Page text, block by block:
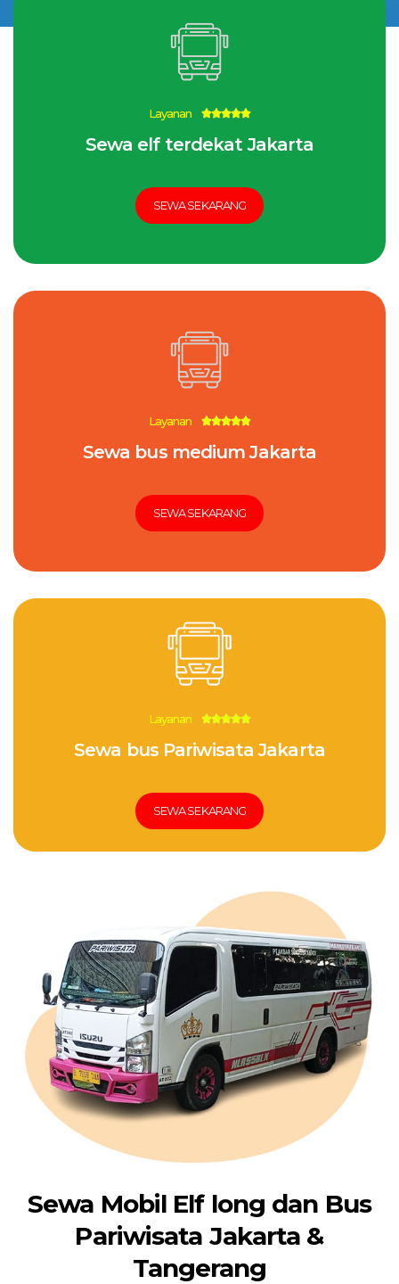
Layanan 5
5
Sewa elf terdekat Jakarta
SEWA SEKARANG
Layanan 5
5
Sewa bus medium Jakarta
SEWA SEKARANG
Layanan 5
5
Sewa bus Pariwisata Jakarta
SEWA SEKARANG
Sewa Mobil Elf long dan Bus
Pariwisata Jakarta &
Tangerang